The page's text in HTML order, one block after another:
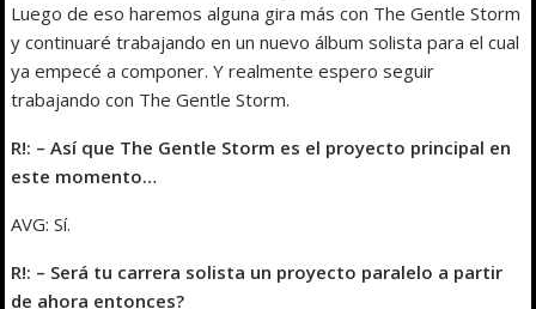
Luego de eso haremos alguna gira más con The Gentle Storm
y continuaré trabajando en un nuevo álbum solista para el cual
ya empecé a componer. Y realmente espero seguir
trabajando con The Gentle Storm.
R!: – Así que The Gentle Storm es el proyecto principal en
este momento…
AVG: Sí.
R!: – Será tu carrera solista un proyecto paralelo a partir
de ahora entonces?